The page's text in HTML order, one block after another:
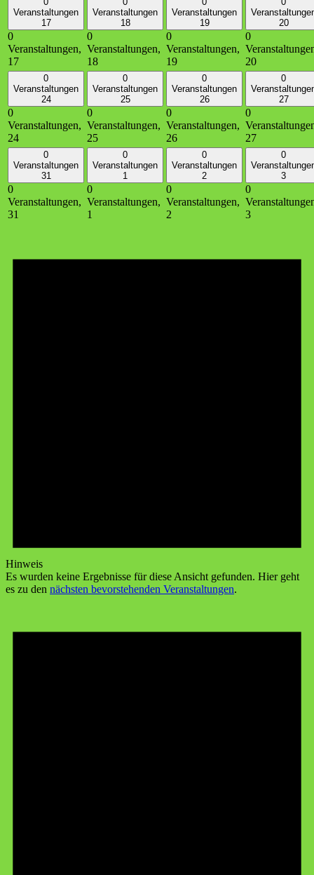
Veranstaltungen
17
0
Veranstaltungen,
17
Veranstaltungen
18
0
Veranstaltungen,
18
Veranstaltungen
19
0
Veranstaltungen,
19
20
0
20
0
Veranstaltungen
24
0
Veranstaltungen,
24
0
Veranstaltungen
25
0
Veranstaltungen,
25
0
Veranstaltungen
26
0
Veranstaltungen,
26
0
27
0
27
0
Veranstaltungen
31
0
Veranstaltungen,
31
0
Veranstaltungen
1
0
Veranstaltungen,
1
0
Veranstaltungen
2
0
Veranstaltungen,
2
0
3
0
3
Hinweis
Es wurden keine Ergebnisse für diese Ansicht gefunden. Hier geht
es zu den nächsten bevorstehenden Veranstaltungen.